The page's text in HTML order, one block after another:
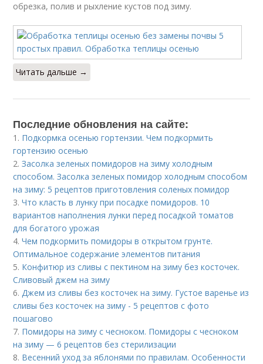
обрезка, полив и рыхление кустов под зиму.
Читать дальше →
Последние обновления на сайте:
1. Подкормка осенью гортензии. Чем подкормить
гортензию осенью
2.Засолка зеленых помидоров на зиму холодным
способом. Засолка зеленых помидор холодным способом
на зиму: 5 рецептов приготовления соленых помидор
3.Что класть в лунку при посадке помидоров. 10
вариантов наполнения лунки перед посадкой томатов
для богатого урожая
4.Чем подкормить помидоры в открытом грунте.
Оптимальное содержание элементов питания
5. Конфитюр из сливы с пектином на зиму без косточек.
Сливовый джем на зиму
6.Джем из сливы без косточек на зиму. Густое варенье из
сливы без косточек на зиму - 5 рецептов с фото
пошагово
7. Помидоры на зиму с чесноком. Помидоры с чесноком
на зиму — 6 рецептов без стерилизации
8. Весенний уход за яблонями по правилам. Особенности